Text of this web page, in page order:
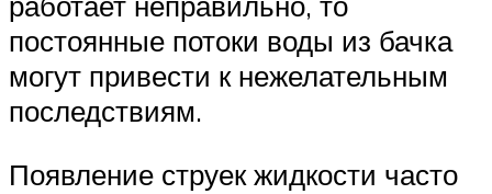
постоянные потоки воды из бачка
могут привести к нежелательным
последствиям.
Появление струек жидкости часто